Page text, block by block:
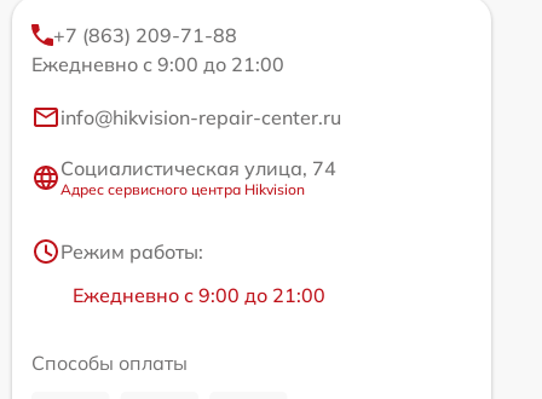
+7 (863) 209-71-88
Ежедневно с 9:00 до 21:00
info@hikvision-repair-center.ru
Социалистическая улица, 74
Адрес сервисного центра Hikvision
Режим работы:
Ежедневно с 9:00 до 21:00
Способы оплаты